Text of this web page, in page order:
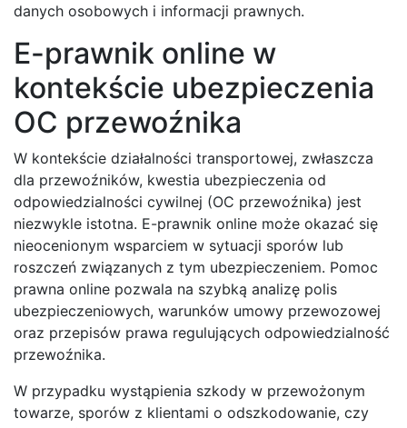
danych osobowych i informacji prawnych.
E-prawnik online w
kontekście ubezpieczenia
OC przewoźnika
W kontekście działalności transportowej, zwłaszcza
dla przewoźników, kwestia ubezpieczenia od
odpowiedzialności cywilnej (OC przewoźnika) jest
niezwykle istotna. E-prawnik online może okazać się
nieocenionym wsparciem w sytuacji sporów lub
roszczeń związanych z tym ubezpieczeniem. Pomoc
prawna online pozwala na szybką analizę polis
ubezpieczeniowych, warunków umowy przewozowej
oraz przepisów prawa regulujących odpowiedzialność
przewoźnika.
W przypadku wystąpienia szkody w przewożonym
towarze, sporów z klientami o odszkodowanie, czy